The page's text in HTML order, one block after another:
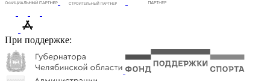
При поддержке: